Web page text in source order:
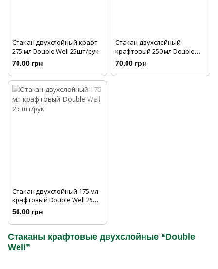
Стакан двухслойный крафт
275 мл Double Well 25шт/рук
70.00 грн
Стакан двухслойный
крафтовый 250 мл Double
Well 25шт/рук
70.00 грн
Стакан двухслойный 175 мл
крафтовый Double Well 25
шт/рук
56.00 грн
Стаканы крафтовые двухслойные “Double
Well”